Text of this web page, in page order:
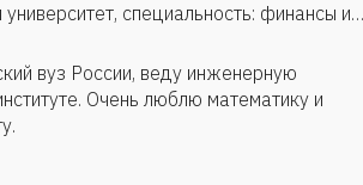
специальность: финансы и
вуз России, веду инженерную
Очень люблю математику и